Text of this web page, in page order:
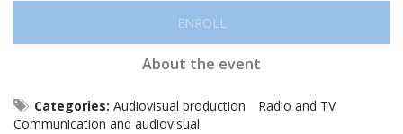
ENROLL
About the event
Categories: Audiovisual production
Radio and TV
Communication and audiovisual